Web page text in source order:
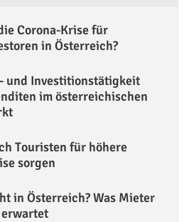
Corona-Krise für
in Österreich?
und Investitionstätigkeit
im österreichischen
Touristen für höhere
sorgen
in Österreich? Was Mieter